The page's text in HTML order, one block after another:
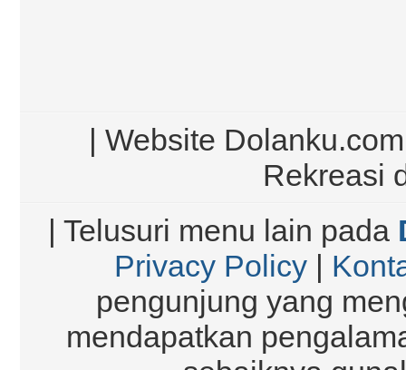
| Website
Rekreasi
| Telusuri menu lain pada
Privacy Policy|
pengunjung yang
mendapatkan